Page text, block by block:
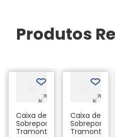
Produtos
Caixa de
Sobrepor
Tramontina
Caixa de
Sobrepor
Tramontina